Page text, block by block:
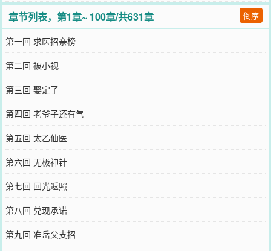
章节列表，第1章~ 100章/共631章 倒序
第一回 求医招亲榜
第二回 被小视
第三回 娶定了
第四回 老爷子还有气
第五回 太乙仙医
第六回 无极神针
第七回 回光返照
第八回 兑现承诺
第九回 准岳父支招